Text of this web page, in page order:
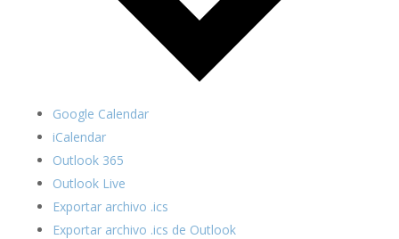
Google Calendar
iCalendar
Outlook 365
Outlook Live
Exportar archivo .ics
Exportar archivo .ics de Outlook